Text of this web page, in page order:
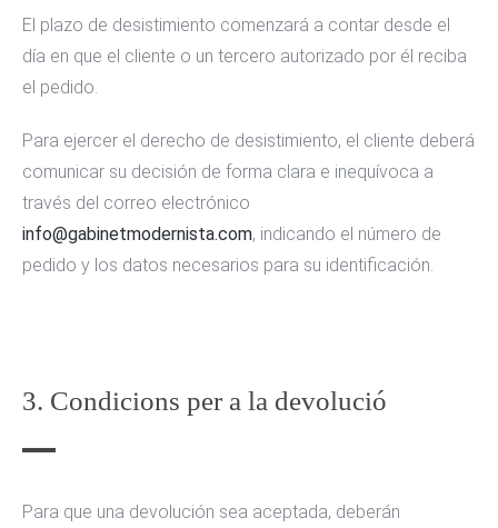
El plazo de desistimiento comenzará a contar desde el
día en que el cliente o un tercero autorizado por él reciba
el pedido.
Para ejercer el derecho de desistimiento, el cliente deberá
comunicar su decisión de forma clara e inequívoca a
través del correo electrónico
info@gabinetmodernista.com, indicando el número de
pedido y los datos necesarios para su identificación.
3. Condicions per a la devolució
Para que una devolución sea aceptada, deberán